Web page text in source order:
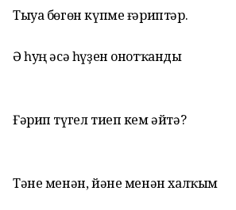
Тыуа бөгөн күпме ғәриптәр.
Ә һуң әсә һүҙен онотҡанды
Ғәрип түгел тиеп кем әйтә?
Тәне менән, йәне менән халҡым